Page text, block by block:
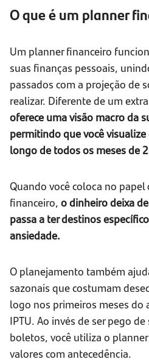
O que é um planner
Um planner financeiro
suas finanças pessoais,
passados com a projeção de
realizar. Diferente de um
oferece uma visão macro da
permitindo que você
longo de todos os meses de
Quando você coloca no
financeiro, o dinheiro deixa
passa a ter destinos
ansiedade.
O planejamento também
sazonais que costumam
logo nos primeiros meses do
IPTU. Ao invés de ser pego
boletos, você utiliza o
valores com antecedência.